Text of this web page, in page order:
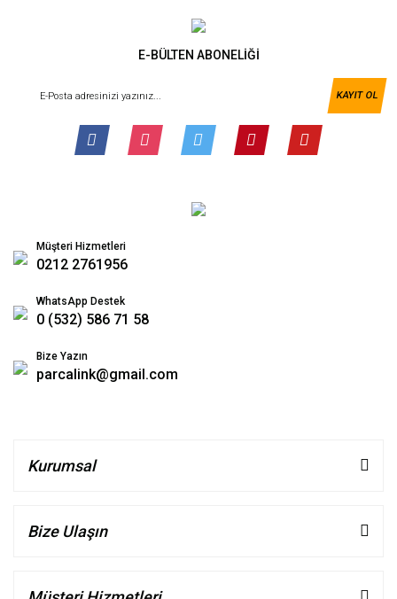
E-BÜLTEN ABONELİĞİ
KAYIT OL
Müşteri Hizmetleri
0212 2761956
WhatsApp Destek
0 (532) 586 71 58
Bize Yazın
parcalink@gmail.com
Kurumsal
Bize Ulaşın